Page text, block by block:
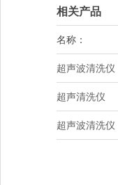
相关产品
名称：
超声波清洗仪
超声清洗仪
超声波清洗仪